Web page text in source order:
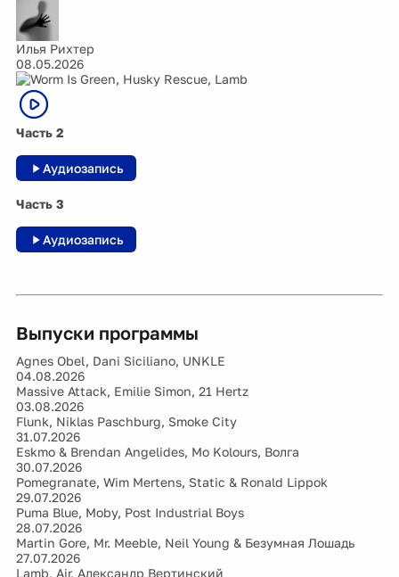
Илья Рихтер
08.05.2026
Часть 2
Аудиозапись
Часть 3
Аудиозапись
Выпуски программы
Agnes Obel, Dani Siciliano, UNKLE
04.08.2026
Massive Attack, Emilie Simon, 21 Hertz
03.08.2026
Flunk, Niklas Paschburg, Smoke City
31.07.2026
Eskmo & Brendan Angelides, Mo Kolours, Волга
30.07.2026
Pomegranate, Wim Mertens, Static & Ronald Lippok
29.07.2026
Puma Blue, Moby, Post Industrial Boys
28.07.2026
Martin Gore, Mr. Meeble, Neil Young & Безумная Лошадь
27.07.2026
Lamb, Air, Александр Вертинский